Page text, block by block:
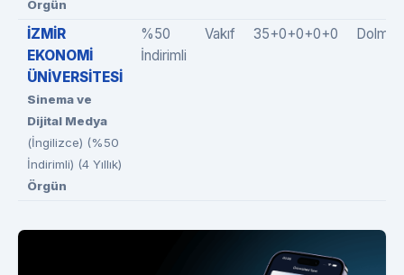
Örgün
İZMİR
EKONOMİ
ÜNİVERSİTESİ
Sinema ve
Dijital Medya
(İngilizce) (%50
İndirimli) (4 Yıllık)
Örgün
%50
İndirimli
Vakıf 35+0+0+0+0